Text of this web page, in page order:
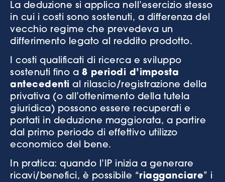
La deduzione si applica nell’esercizio stesso
in cui i costi sono sostenuti, a differenza del
vecchio regime che prevedeva un
differimento legato al reddito prodotto.
I costi qualificati di ricerca e sviluppo
sostenuti fino a 8 periodi d’imposta
antecedenti al rilascio/registrazione della
privativa (o all’ottenimento della tutela
giuridica) possono essere recuperati e
portati in deduzione maggiorata, a partire
dal primo periodo di effettivo utilizzo
economico del bene.
In pratica: quando l’IP inizia a generare
ricavi/benefici, è possibile “riagganciare” i